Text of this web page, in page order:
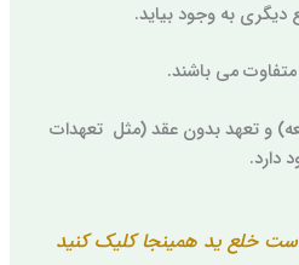
دیگری به وجود بیاید.
متفاوت می باشند.
و تعهد بدون عقد (مثل تعهدات
دارد.
خلع ید همینجا کلیک کنید